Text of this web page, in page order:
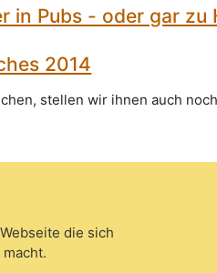
in Pubs - oder gar zu
2014
stellen wir ihnen auch
die sich